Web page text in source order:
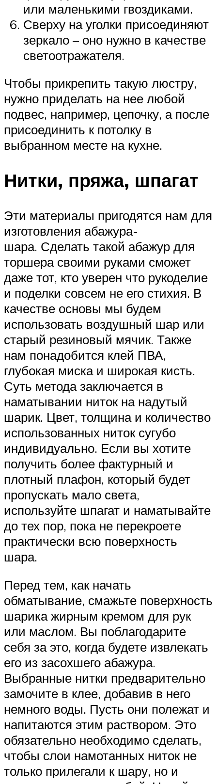
или маленькими гвоздиками.
Сверху на уголки присоединяют
зеркало – оно нужно в качестве
светоотражателя.
Чтобы прикрепить такую люстру,
нужно приделать на нее любой
подвес, например, цепочку, а после
присоединить к потолку в
выбранном месте на кухне.
Нитки, пряжа, шпагат
Эти материалы пригодятся нам для
изготовления абажура-
шара. Сделать такой абажур для
торшера своими руками сможет
даже тот, кто уверен что рукоделие
и поделки совсем не его стихия. В
качестве основы мы будем
использовать воздушный шар или
старый резиновый мячик. Также
нам понадобится клей ПВА,
глубокая миска и широкая кисть.
Суть метода заключается в
наматывании ниток на надутый
шарик. Цвет, толщина и количество
использованных ниток сугубо
индивидуально. Если вы хотите
получить более фактурный и
плотный плафон, который будет
пропускать мало света,
используйте шпагат и наматывайте
до тех пор, пока не перекроете
практически всю поверхность
шара.
Перед тем, как начать
обматывание, смажьте поверхность
шарика жирным кремом для рук
или маслом. Вы поблагодарите
себя за это, когда будете извлекать
его из засохшего абажура.
Выбранные нитки предварительно
замочите в клее, добавив в него
немного воды. Пусть они полежат и
напитаются этим раствором. Это
обязательно необходимо сделать,
чтобы слои намотанных ниток не
только прилегали к шару, но и